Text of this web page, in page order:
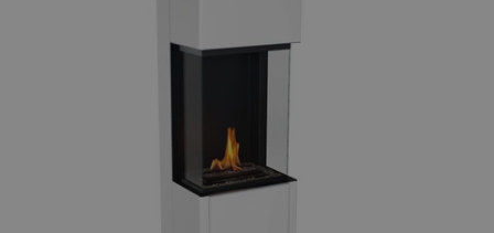
Open media 0 in een venster